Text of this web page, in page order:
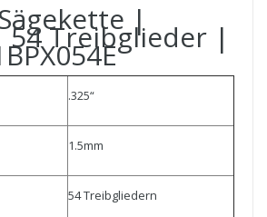
|
54 Treibglieder |
.325“
1.5mm
54 Treibgliedern